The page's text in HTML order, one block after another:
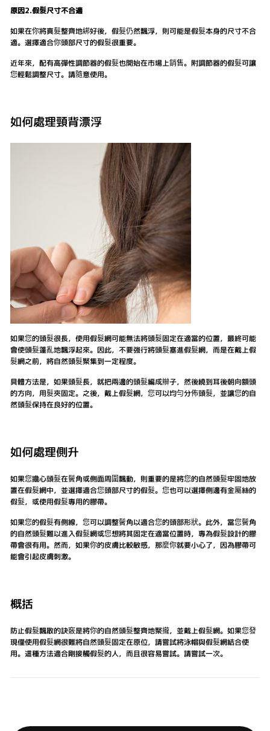
原因2.假髮尺寸不合適
如果在你將真髮整齊地綁好後，假髮仍然飄浮，則可能是假髮本身的尺寸不合
適。選擇適合你頭部尺寸的假髮很重要。
近年來，配有高彈性調節器的假髮也開始在市場上銷售。附調節器的假髮可讓
您輕鬆調整尺寸。請隨意使用。
如何處理頸背漂浮
如果您的頭髮很長，使用假髮網可能無法將頭髮固定在適當的位置，最終可能
會使頭髮蓬亂地飄浮起來。因此，不要強行將頭髮塞進假髮網，而是在戴上假
髮網之前，將自然頭髮聚集到一定程度。
具體方法是，如果頭髮長，就把兩邊的頭髮編成辮子，然後繞到耳後朝向額頭
的方向，用髮夾固定。之後，戴上假髮網，您可以均勻分佈頭髮，並讓您的自
然頭髮保持在良好的位置。
如何處理側升
如果您擔心頭髮在鬢角或側面周圍飄動，則重要的是將您的自然頭髮牢固地放
置在假髮網中，並選擇適合您頭部尺寸的假髮。您也可以選擇側邊有金屬絲的
假髮，或使用假髮專用的膠帶。
如果您的假髮有側線，您可以調整鬢角以適合您的頭部形狀。此外，當您鬢角
的自然頭髮難以進入假髮網或您想將其固定在適當位置時，專為假髮設計的膠
帶會很有用。然而，如果你的皮膚比較敏感，那麼你就要小心了，因為膠帶可
能會引起皮膚刺激。
概括
防止假髮飄散的訣竅是將你的自然頭髮整齊地聚攏，並戴上假髮網。如果您發
現僅使用假髮網很難將自然頭髮固定在原位，請嘗試將泳帽與假髮網結合使
用。這種方法適合剛接觸假髮的人，而且很容易嘗試。請嘗試一次。